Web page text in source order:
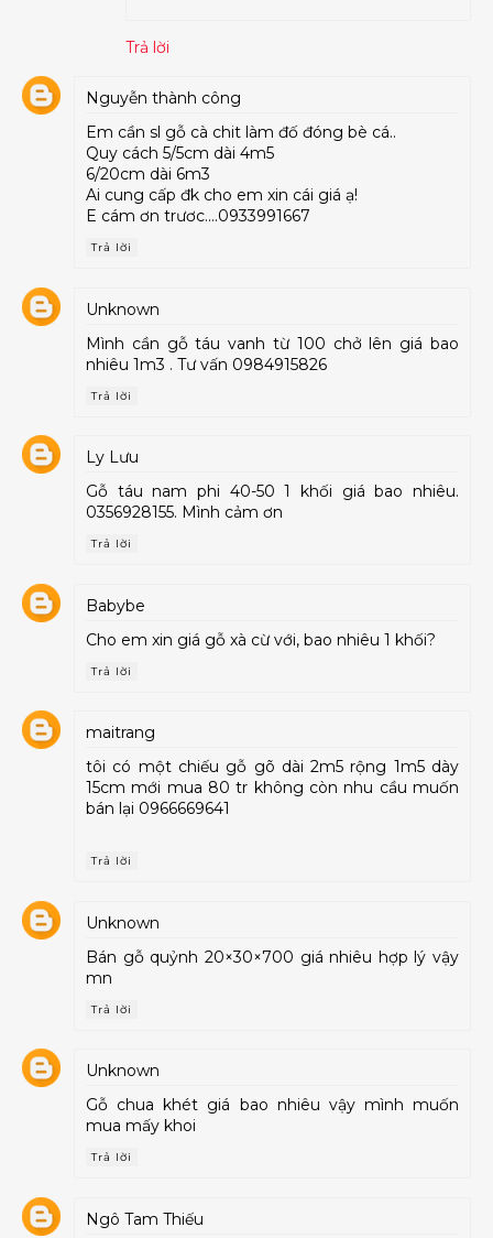
Trả lời
Nguyễn thành công
Em cần sl gỗ cà chit làm đố đóng bè cá..
Quy cách 5/5cm dài 4m5
6/20cm dài 6m3
Ai cung cấp đk cho em xin cái giá ạ!
E cám ơn trươc....0933991667
Trả lời
Unknown
Mình cần gỗ táu vanh từ 100 chở lên giá bao
nhiêu 1m3 . Tư vấn 0984915826
Trả lời
Ly Lưu
Gỗ táu nam phi 40-50 1 khối giá bao nhiêu.
0356928155. Mình cảm ơn
Trả lời
Babybe
Cho em xin giá gỗ xà cừ với, bao nhiêu 1 khối?
Trả lời
maitrang
tôi có một chiếu gỗ gõ dài 2m5 rộng 1m5 dày
15cm mới mua 80 tr không còn nhu cầu muốn
bán lại 0966669641
Trả lời
Unknown
Bán gỗ quỷnh 20×30×700 giá nhiêu hợp lý vậy
mn
Trả lời
Unknown
Gỗ chua khét giá bao nhiêu vậy mình muốn
mua mấy khoi
Trả lời
Ngô Tam Thiếu